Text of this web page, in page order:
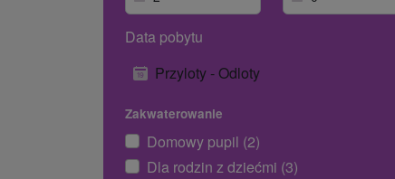
Data pobytu
Przyloty - Odloty
Zakwaterowanie
Domowy pupil (2)
Dla rodzin z dziećmi (3)